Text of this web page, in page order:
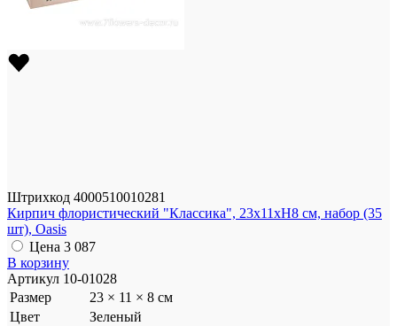
Штрихкод 4000510010281
Кирпич флористический "Классика", 23x11xH8 см, набор (35
шт), Oasis
Цена 3 087
В корзину
Артикул 10-01028
Размер
23 × 11 × 8 см
Цвет
Зеленый